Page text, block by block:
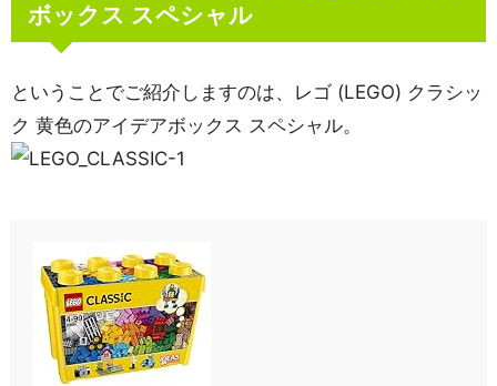
ボックス スペシャル
ということでご紹介しますのは、レゴ (LEGO) クラシッ
ク 黄色のアイデアボックス スペシャル。